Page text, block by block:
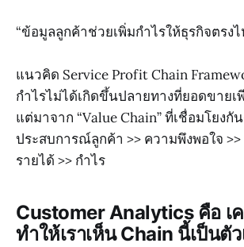
“ข้อมูลลูกค้าช่วยเพิ่มกำไรให้ธุรกิจตรงไ
แนวคิด Service Profit Chain
กำไรไม่ได้เกิดขึ้นปลายทางที่ยอดขายเ
แต่มาจาก “Value Chain” ที่เชื่อมโยงกั
ประสบการณ์ลูกค้า >> ความพึงพอใจ
รายได้ >> กำไร
Customer Analytics คือ เ
ทำให้เราเห็น Chain นี้เป็นตั